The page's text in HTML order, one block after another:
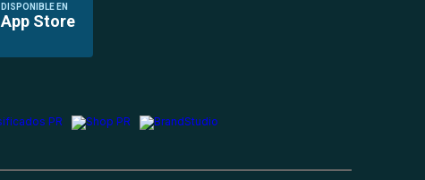
DISPONIBLE EN
App Store